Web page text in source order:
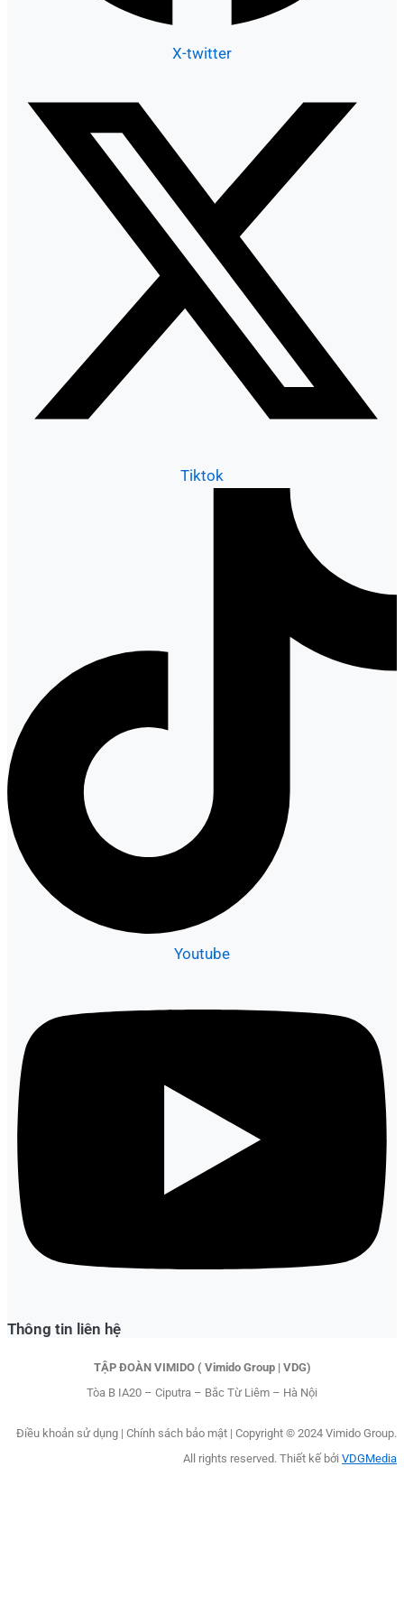
X-twitter
Tiktok
Youtube
Thông tin liên hệ
TẬP ĐOÀN VIMIDO ( Vimido Group | VDG)
Tòa B IA20 – Ciputra – Bắc Từ Liêm – Hà Nội
Điều khoản sử dụng | Chính sách bảo mật | Copyright © 2024 Vimido Group.
All rights reserved. Thiết kế bởi VDGMedia